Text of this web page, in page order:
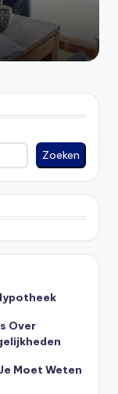
Zoeken
Over
Moet Weten